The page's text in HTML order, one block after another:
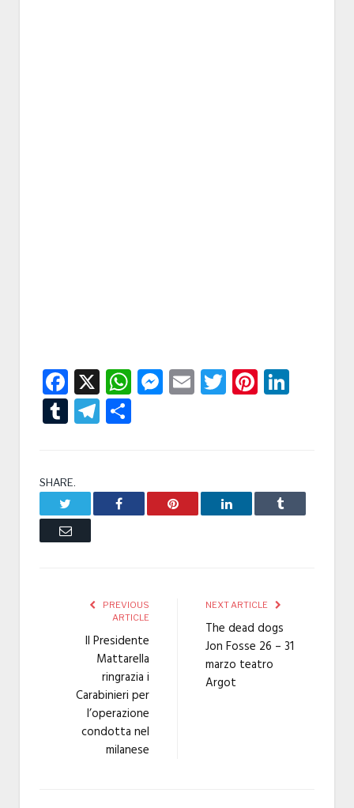
Facebook
X WhatsApp
Messenger
EmailTwitter
TumblrTelegram
SHARE.
Facebook Pinterest LinkedIn Tumblr
Email
PREVIOUS
ARTICLE
Il Presidente
Mattarella
ringrazia i
Carabinieri per
l’operazione
condotta nel
milanese
NEXT ARTICLE
The dead dogs
Jon Fosse 26 – 31
marzo teatro
Argot